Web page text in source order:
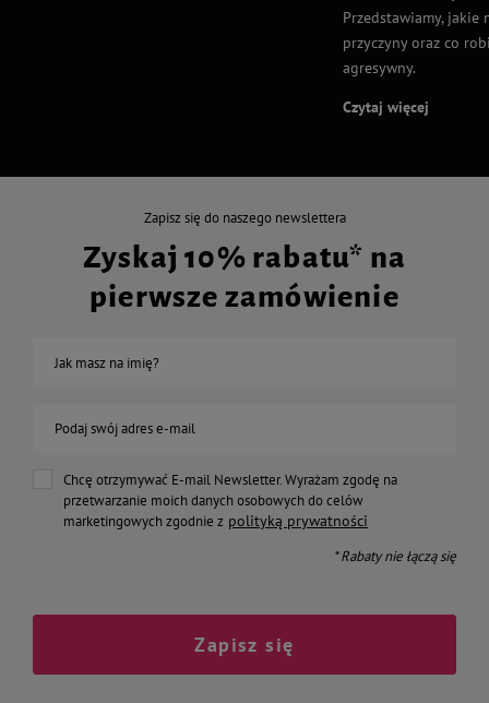
Przedstawiamy, jakie
przyczyny oraz co
agresywny.
Czytaj więcej
Zapisz się do naszego newslettera
Zyskaj 10% rabatu* na
pierwsze zamówienie
Jak masz na imię?
Podaj swój adres e-mail
Chcę otrzymywać E-mail Newsletter. Wyrażam zgodę na
przetwarzanie moich danych osobowych do celów
marketingowych zgodnie z polityką prywatności
* Rabaty nie łączą się
Zapisz się